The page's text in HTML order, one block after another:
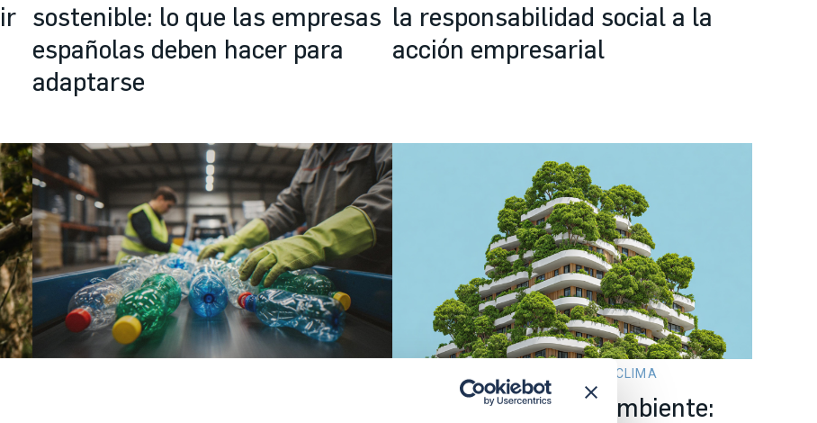
sostenible: lo que las empresas
españolas deben hacer para
adaptarse
la responsabilidad social a la
acción empresarial
MEDIO AMBIENTE Y CLIMA
Empresas y medio ambiente: